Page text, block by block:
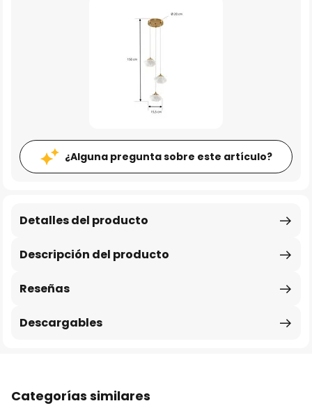
¿Alguna pregunta sobre este artículo?
Descripción del producto
Detalles del producto
Reseñas
Descargables
Categorías similares